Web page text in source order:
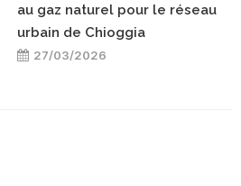
au gaz naturel pour le réseau
urbain de Chioggia
27/03/2026